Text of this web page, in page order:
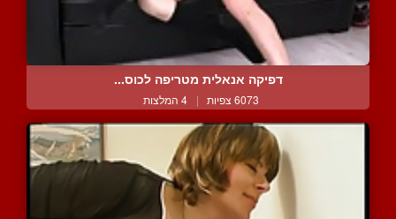
דפיקה אנאלית מטריפה לכוס...
6073 צפיות | 4 המלצות